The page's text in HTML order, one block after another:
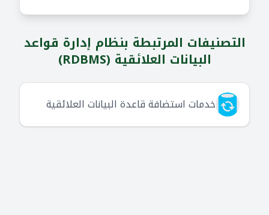
التصنيفات المرتبطة بنظام إدارة قواعد
البيانات العلائقية (RDBMS)
خدمات استضافة قاعدة البيانات العلائقية